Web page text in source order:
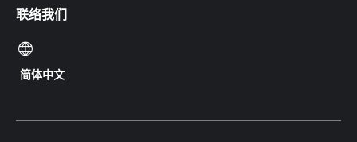
联络我们
简体中文